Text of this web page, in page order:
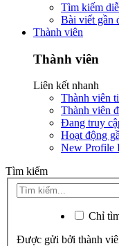
Tìm kiếm
Bài viết gần
Thành viên
Thành viên
Liên kết nhanh
Thành viên
Thành viên
Đang truy
Hoạt động
New Profile
Tìm kiếm
Chỉ
Được gửi bởi thành